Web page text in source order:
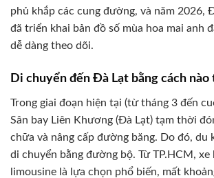
phủ khắp các cung đường, và năm 2026,
đã triển khai bản đồ số mùa hoa mai anh
dễ dàng theo dõi.
Di chuyển đến Đà Lạt bằng cách nào
Trong giai đoạn hiện tại (từ tháng 3 đến
Sân bay Liên Khương (Đà Lạt) tạm thời
chữa và nâng cấp đường băng. Do đó, du
di chuyển bằng đường bộ. Từ TP.HCM, xe
limousine là lựa chọn phổ biến, mất